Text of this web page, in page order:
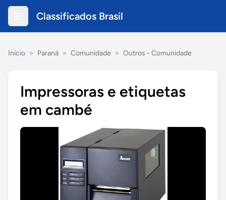
Classificados Brasil
Início » Paraná » Comunidade » Outros - Comunidade
Impressoras e etiquetas
em cambé